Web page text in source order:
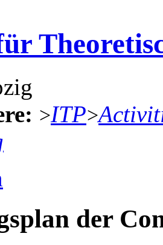
>ITP>
der